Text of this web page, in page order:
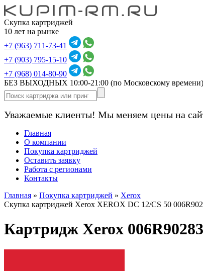
Скупка картриджей
10 лет на рынке
+7 (963) 711-73-41
+7 (903) 795-15-10
+7 (968) 014-80-90
БЕЗ ВЫХОДНЫХ 10:00-21:00 (по Московскому времени)
Уважаемые клиенты! Мы меняем цены на
Главная
О компании
Покупка картриджей
Оставить заявку
Работа с регионами
Контакты
Главная » Покупка картриджей » Xerox
Скупка картриджей Xerox XEROX DC 12/CS 50
Картридж Xerox